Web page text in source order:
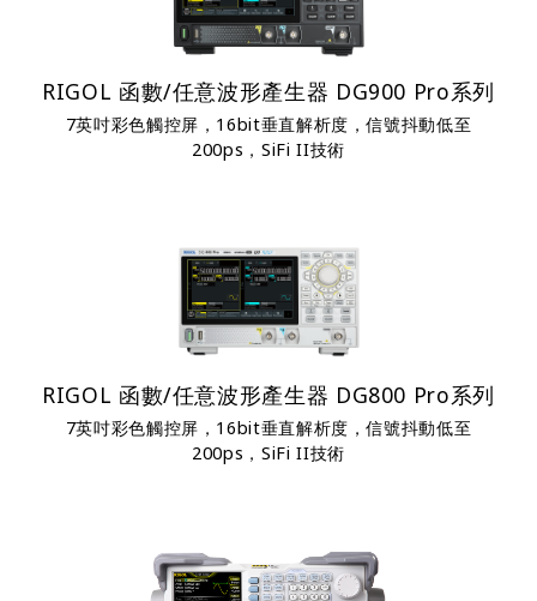
RIGOL 函數/任意波形產生器 DG900 Pro系列
7英吋彩色觸控屏，16bit垂直解析度，信號抖動低至
200ps，SiFi II技術
RIGOL 函數/任意波形產生器 DG800 Pro系列
7英吋彩色觸控屏，16bit垂直解析度，信號抖動低至
200ps，SiFi II技術